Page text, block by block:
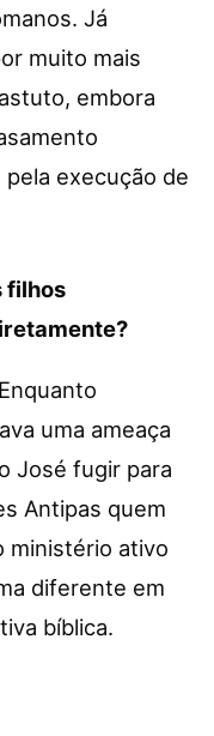
Já
muito mais
embora
execução de
filhos
uma ameaça
José fugir para
Antipas quem
ministério ativo
diferente em
bíblica.